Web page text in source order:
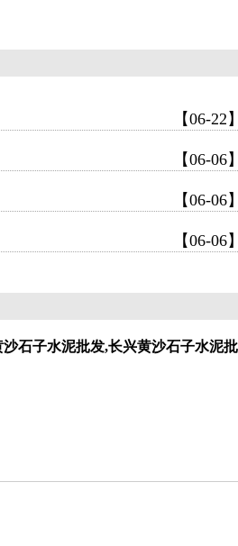
【06-22
【06-06
【06-06
【06-06
石子水泥批发,长兴黄沙石子水泥批